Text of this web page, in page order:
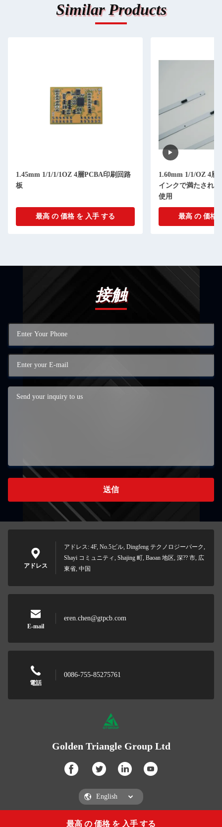
最高 の 価格 を 入手 する
Similar Products
1.45mm 1/1/1/1OZ 4層PCBA印刷回路
板
最高 の 価格 を 入手 する
1.60mm 1/1/OZ 4層
インクで満たされ
使用
最高 の 価格
接触
送信
アドレス
アドレス: 4F, No.5ビル, Dingfeng テクノロジーパーク,
Shayi コミュニティ, Shajing 町, Baoan 地区, 深?? 市, 広
東省, 中国
E-mail
eren.chen@gtpcb.com
電話
0086-755-85275761
Golden Triangle Group Ltd
Golden Triangle Group LtdGet a Quote